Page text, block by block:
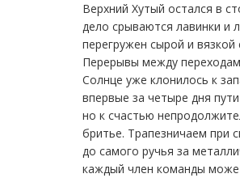
Верхний Хутый остался в
дело срываются лавинки и
перегружен сырой и
Перерывы между
Солнце уже клонилось к
впервые за четыре дня
но к счастью
бритье. Трапезничаем при
до самого ручья за
каждый член команды